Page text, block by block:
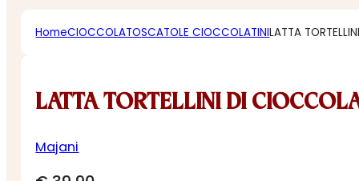
HomeCIOCCOLATOSCATOLE CIOCCOLATINILATTA
LATTA TORTELLINI DI
Majani